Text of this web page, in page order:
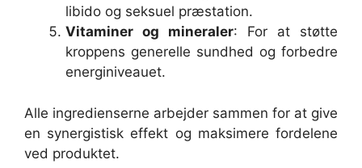
libido og seksuel præstation.
Vitaminer og mineraler: For at støtte
kroppens generelle sundhed og forbedre
energiniveauet.
Alle ingredienserne arbejder sammen for at give
en synergistisk effekt og maksimere fordelene
ved produktet.